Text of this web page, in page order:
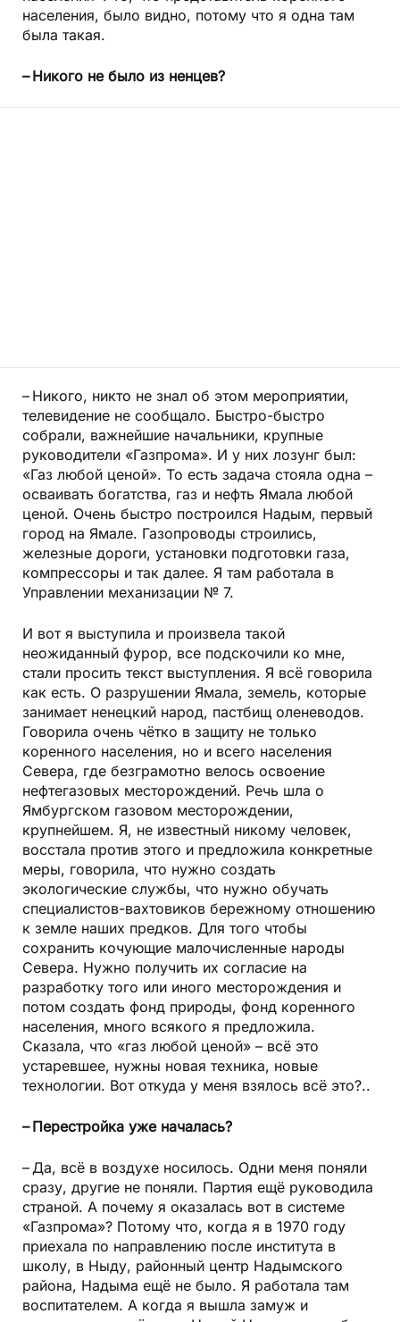
населения, было видно, потому что я одна там
была такая.
– Никого не было из ненцев?
– Никого, никто не знал об этом мероприятии,
телевидение не сообщало. Быстро-быстро
собрали, важнейшие начальники, крупные
руководители «Газпрома». И у них лозунг был:
«Газ любой ценой». То есть задача стояла одна –
осваивать богатства, газ и нефть Ямала любой
ценой. Очень быстро построился Надым, первый
город на Ямале. Газопроводы строились,
железные дороги, установки подготовки газа,
компрессоры и так далее. Я там работала в
Управлении механизации № 7.
И вот я выступила и произвела такой
неожиданный фурор, все подскочили ко мне,
стали просить текст выступления. Я всё говорила
как есть. О разрушении Ямала, земель, которые
занимает ненецкий народ, пастбищ оленеводов.
Говорила очень чётко в защиту не только
коренного населения, но и всего населения
Севера, где безграмотно велось освоение
нефтегазовых месторождений. Речь шла о
Ямбургском газовом месторождении,
крупнейшем. Я, не известный никому человек,
восстала против этого и предложила конкретные
меры, говорила, что нужно создать
экологические службы, что нужно обучать
специалистов-вахтовиков бережному отношению
к земле наших предков. Для того чтобы
сохранить кочующие малочисленные народы
Севера. Нужно получить их согласие на
разработку того или иного месторождения и
потом создать фонд природы, фонд коренного
населения, много всякого я предложила.
Сказала, что «газ любой ценой» – всё это
устаревшее, нужны новая техника, новые
технологии. Вот откуда у меня взялось всё это?..
– Перестройка уже началась?
– Да, всё в воздухе носилось. Одни меня поняли
сразу, другие не поняли. Партия ещё руководила
страной. А почему я оказалась вот в системе
«Газпрома»? Потому что, когда я в 1970 году
приехала по направлению после института в
школу, в Ныду, районный центр Надымского
района, Надыма ещё не было. Я работала там
воспитателем. А когда я вышла замуж и